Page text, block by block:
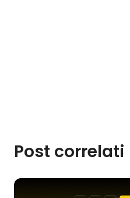
Post correlati